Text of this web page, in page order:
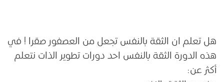
هل تعلم ان الثقة بالنفس تجعل من العصفور صقرا ! في
هذه الدورة الثقة بالنفس احد دورات تطوير الذات نتعلم
أكثر عن: